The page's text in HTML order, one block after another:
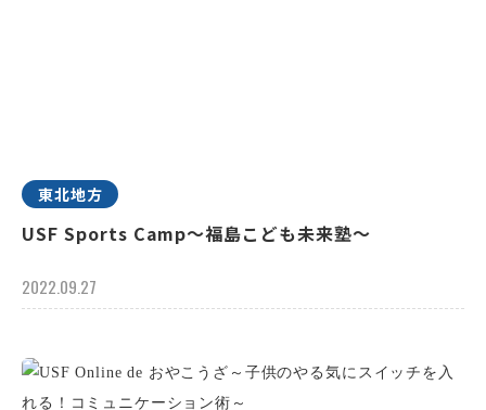
東北地方
USF Sports Camp～福島こども未来塾～
2022.09.27